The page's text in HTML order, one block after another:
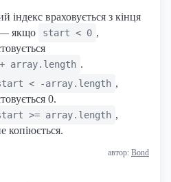
індекс враховується з кінця
якщо
start < 0 ,
array.length .
< -array.length ,
0.
>= array.length ,
копіюється.
автор: Bond